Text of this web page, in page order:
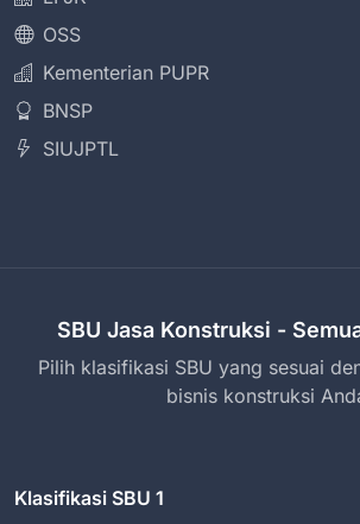
OSS
Kementerian PUPR
BNSP
SIUJPTL
SBU Jasa Konstruksi -
Pilih klasifikasi SBU yang sesuai
bisnis konstruksi
Klasifikasi SBU 1